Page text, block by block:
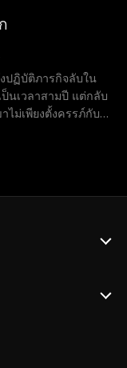
ศิลปินร่วมสมัยที่
กลายเป็นไวรัลใน
กดดันจากสาธารณะ
ถูกบังคับให้เข้า
บ Fabian สิ่งที่เริ่ม
ปฏิบัติภารกิจลับใน
นเวลาสามปี แต่กลับ
ไม่เพียงตั้งครรภ์กับ